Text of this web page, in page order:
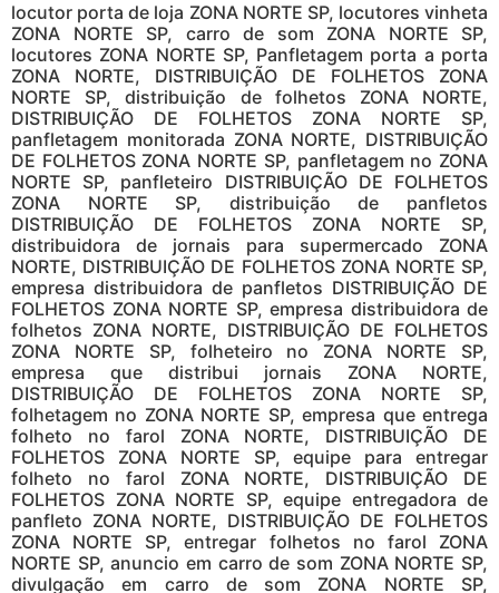
locutor porta de loja ZONA NORTE SP, locutores vinheta
ZONA NORTE SP, carro de som ZONA NORTE SP,
locutores ZONA NORTE SP, Panfletagem porta a porta
ZONA NORTE, DISTRIBUIÇÃO DE FOLHETOS ZONA
NORTE SP, distribuição de folhetos ZONA NORTE,
DISTRIBUIÇÃO DE FOLHETOS ZONA NORTE SP,
panfletagem monitorada ZONA NORTE, DISTRIBUIÇÃO
DE FOLHETOS ZONA NORTE SP, panfletagem no ZONA
NORTE SP, panfleteiro DISTRIBUIÇÃO DE FOLHETOS
ZONA NORTE SP, distribuição de panfletos
DISTRIBUIÇÃO DE FOLHETOS ZONA NORTE SP,
distribuidora de jornais para supermercado ZONA
NORTE, DISTRIBUIÇÃO DE FOLHETOS ZONA NORTE SP,
empresa distribuidora de panfletos DISTRIBUIÇÃO DE
FOLHETOS ZONA NORTE SP, empresa distribuidora de
folhetos ZONA NORTE, DISTRIBUIÇÃO DE FOLHETOS
ZONA NORTE SP, folheteiro no ZONA NORTE SP,
empresa que distribui jornais ZONA NORTE,
DISTRIBUIÇÃO DE FOLHETOS ZONA NORTE SP,
folhetagem no ZONA NORTE SP, empresa que entrega
folheto no farol ZONA NORTE, DISTRIBUIÇÃO DE
FOLHETOS ZONA NORTE SP, equipe para entregar
folheto no farol ZONA NORTE, DISTRIBUIÇÃO DE
FOLHETOS ZONA NORTE SP, equipe entregadora de
panfleto ZONA NORTE, DISTRIBUIÇÃO DE FOLHETOS
ZONA NORTE SP, entregar folhetos no farol ZONA
NORTE SP, anuncio em carro de som ZONA NORTE SP,
divulgação em carro de som ZONA NORTE SP,